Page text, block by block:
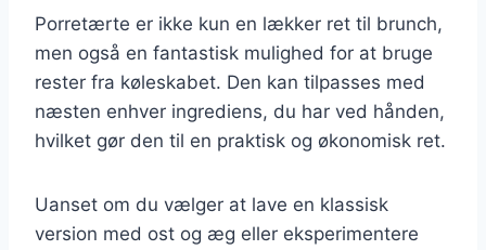
Porretærte er ikke kun en lækker ret til brunch,
men også en fantastisk mulighed for at bruge
rester fra køleskabet. Den kan tilpasses med
næsten enhver ingrediens, du har ved hånden,
hvilket gør den til en praktisk og økonomisk ret.
Uanset om du vælger at lave en klassisk
version med ost og æg eller eksperimentere